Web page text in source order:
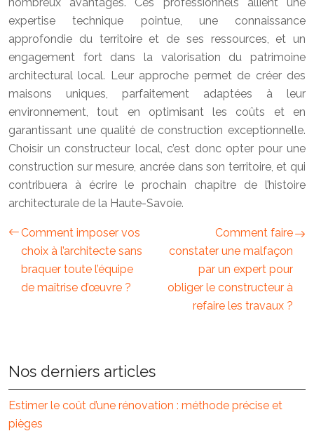
expertise technique pointue, une connaissance
approfondie du territoire et de ses ressources, et un
engagement fort dans la valorisation du patrimoine
architectural local. Leur approche permet de créer des
maisons uniques, parfaitement adaptées à leur
environnement, tout en optimisant les coûts et en
garantissant une qualité de construction exceptionnelle.
Choisir un constructeur local, c’est donc opter pour une
construction sur mesure, ancrée dans son territoire, et qui
contribuera à écrire le prochain chapitre de l’histoire
architecturale de la Haute-Savoie.
Comment imposer vos
choix à l’architecte sans
braquer toute l’équipe
de maîtrise d’œuvre ?
Comment faire
constater une malfaçon
par un expert pour
obliger le constructeur à
refaire les travaux ?
Nos derniers articles
Estimer le coût d’une rénovation : méthode précise et
pièges